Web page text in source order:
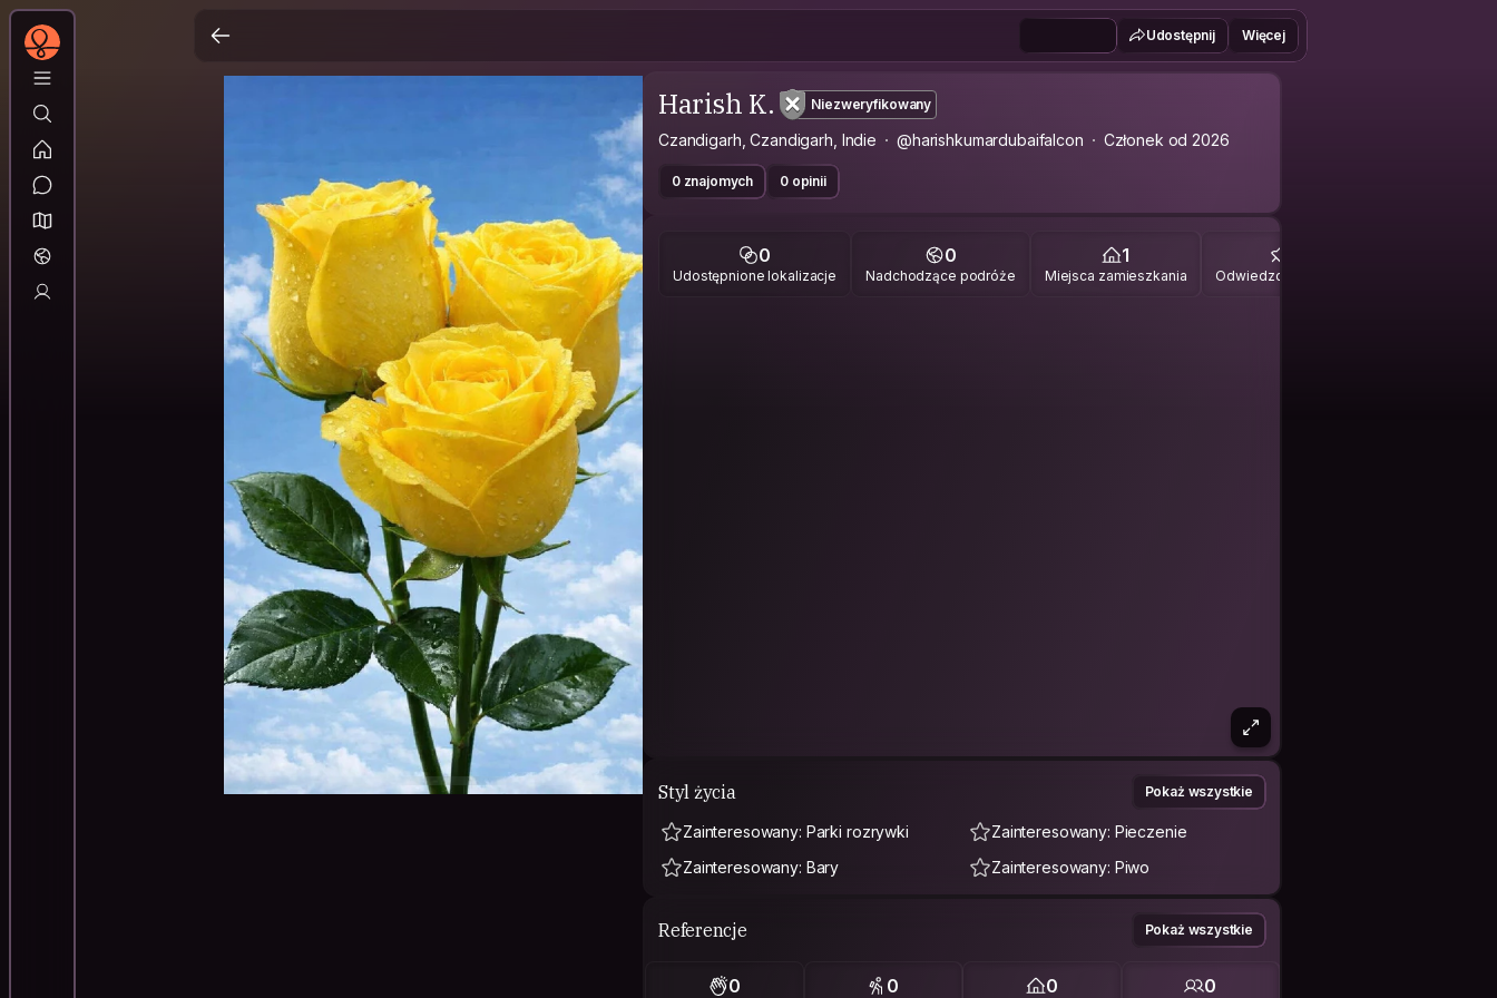
Udostępnij Więcej
Harish K. Niezweryfikowany
Czandigarh, Czandigarh, Indie @harishkumardubaifalcon Członek od 2026
0 znajomych 0 opinii
0
Udostępnione lokalizacje
0
Nadchodzące podróże
1
Miejsca zamieszkania Odwiedzone miejsca
Styl życia Pokaż wszystkie
Zainteresowany: Parki rozrywki
Zainteresowany: Pieczenie
Zainteresowany: Bary
Zainteresowany: Piwo
Referencje Pokaż wszystkie
0 0 0 0